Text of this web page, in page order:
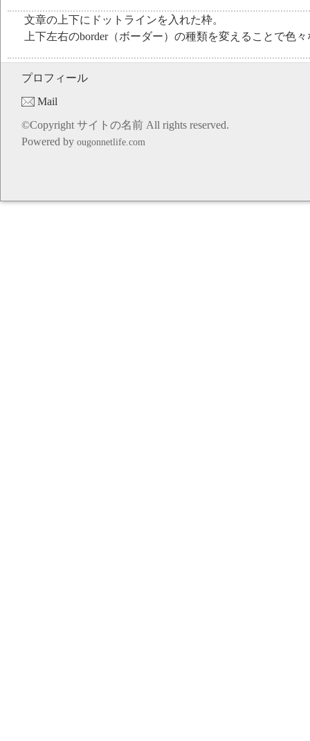
文章の上下にドットラインを入れた枠。
上下左右のborder（ボーダー）の種類を変えることで色
プロフィール
Mail
©Copyright サイトの名前 All rights reserved.
Powered by ougonnetlife.com